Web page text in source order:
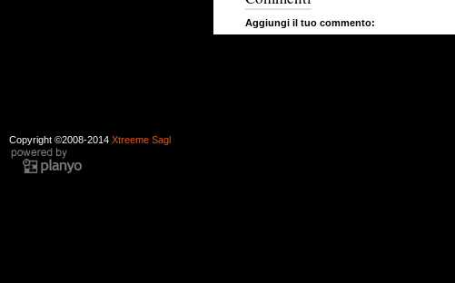
Aggiungi il tuo commento:
Copyright ©2008-2014 Xtreeme Sagl